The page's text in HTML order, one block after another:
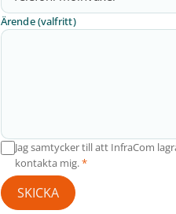
Ärende (valfritt)
Jag samtycker till att InfraCom
kontakta mig.*
SKICKA